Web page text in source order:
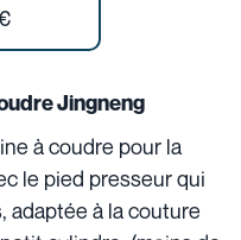
Jingneng
à coudre pour la
le pied presseur qui
adaptée à la couture